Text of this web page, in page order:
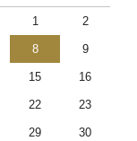
1 2
8 9
15 16
22 23
29 30